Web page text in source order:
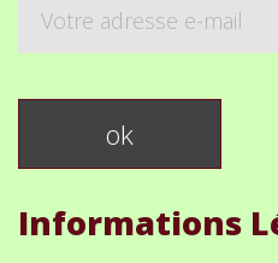
Informations